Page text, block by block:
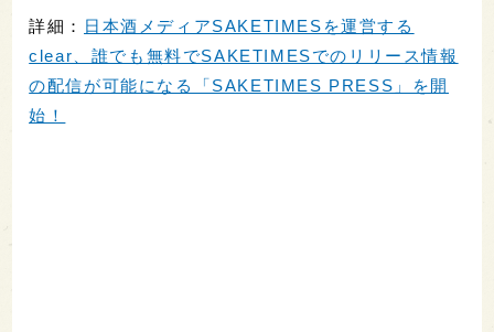
詳細：
日本酒メディアSAKETIMESを運営する
clear、誰でも無料でSAKETIMESでのリリース情報
の配信が可能になる「SAKETIMES PRESS」を開
始！